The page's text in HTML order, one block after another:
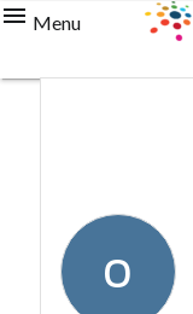
Menu
O